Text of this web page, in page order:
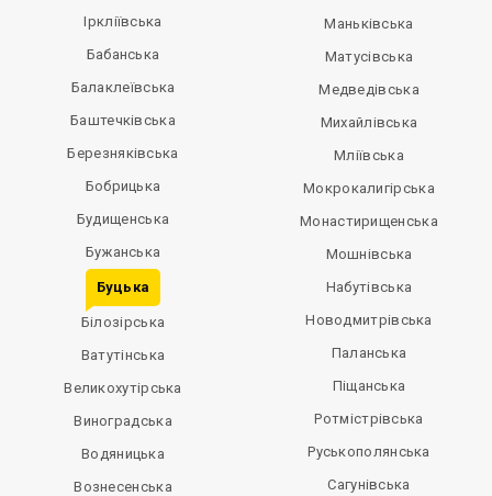
Іркліївська
Бабанська
Балаклеївська
Баштечківська
Березняківська
Бобрицька
Будищенська
Бужанська
Буцька
Білозірська
Ватутінська
Великохутірська
Виноградська
Водяницька
Вознесенська
Маньківська
Матусівська
Медведівська
Михайлівська
Мліївська
Мокрокалигірська
Монастирищенська
Мошнівська
Набутівська
Новодмитрівська
Паланська
Піщанська
Ротмістрівська
Руськополянська
Сагунівська